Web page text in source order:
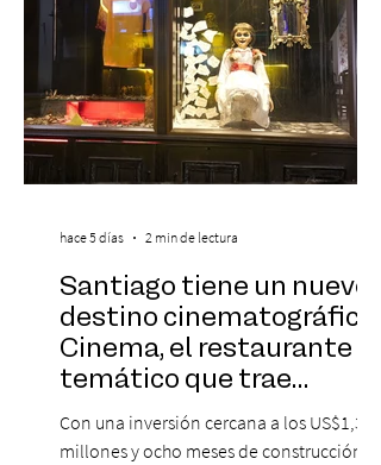
Santiago tiene un nuevo
destino cinematográfico:
Cinema, el restaurante
temático que trae
Hollywood a Chile
Con una inversión cercana a los US$1,3
millones y ocho meses de construcción,
hace 5 días 2 min de lectura